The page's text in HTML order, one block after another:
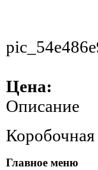
Цена:
Описание
Коробочная
Главное меню